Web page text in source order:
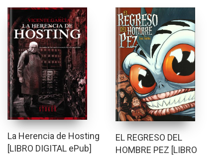
La Herencia de Hosting
[LIBRO DIGITAL ePub]
EL REGRESO DEL
HOMBRE PEZ [LIBRO